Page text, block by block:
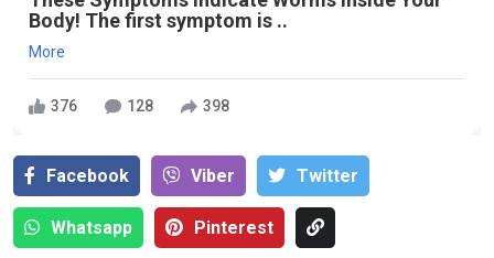
Body! The first symptom is ..
More
376 128 398
Facebook Viber Тwitter
Whatsapp Pinterest